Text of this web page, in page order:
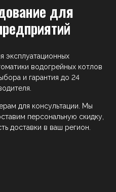
эксплуатационных
водогрейных котлов
и гарантия до 24
для консультации. Мы
персональную скидку,
доставки в ваш регион.